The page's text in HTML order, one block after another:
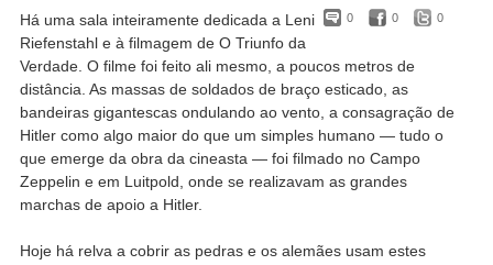
0 0 0
Há uma sala inteiramente dedicada a Leni
Riefenstahl e à filmagem de O Triunfo da
Verdade. O filme foi feito ali mesmo, a poucos metros de
distância. As massas de soldados de braço esticado, as
bandeiras gigantescas ondulando ao vento, a consagração de
Hitler como algo maior do que um simples humano — tudo o
que emerge da obra da cineasta — foi filmado no Campo
Zeppelin e em Luitpold, onde se realizavam as grandes
marchas de apoio a Hitler.
Hoje há relva a cobrir as pedras e os alemães usam estes